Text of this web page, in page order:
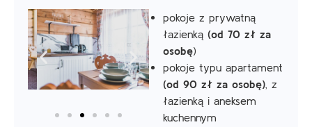
pokoje z prywatną
łazienką (od 70 zł za
osobę)
pokoje typu apartament
(od 90 zł za osobę) , z
łazienką i aneksem
kuchennym